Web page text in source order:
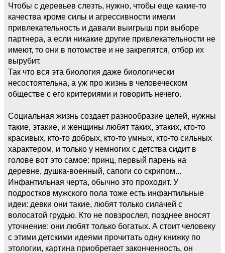
Чтобы с деревьев слезть, нужно, чтобы еще какие-то
качества кроме силы и агрессивности имели
привлекательность и давали выигрыш при выборе
партнера, а если никакие другие привлекательности не
имеют, то они в потомстве и не закрепятся, отбор их
вырубит.
Так что вся эта биология даже биологически
несостоятельна, а уж про жизнь в человеческом
обществе с его критериями и говорить нечего.
Социальная жизнь создает разнообразие целей, нужны
такие, этакие, и женщины любят таких, этаких, кто-то
красивых, кто-то добрых, кто-то умных, кто-то сильных
характером, и только у немногих с детства сидит в
голове вот это самое: принц, первый парень на
деревне, душка-военный, сапоги со скрипом...
Инфантильная черта, обычно это проходит. У
подростков мужского пола тоже есть инфантильные
идеи: девки они такие, любят только силачей с
волосатой грудью. Кто не повзрослел, позднее вносят
уточнение: они любят только богатых. А стоит человеку
с этими детскими идеями прочитать одну книжку по
этологии, картина приобретает законченность, он